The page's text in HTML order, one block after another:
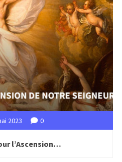
2023 0
l’Ascension…